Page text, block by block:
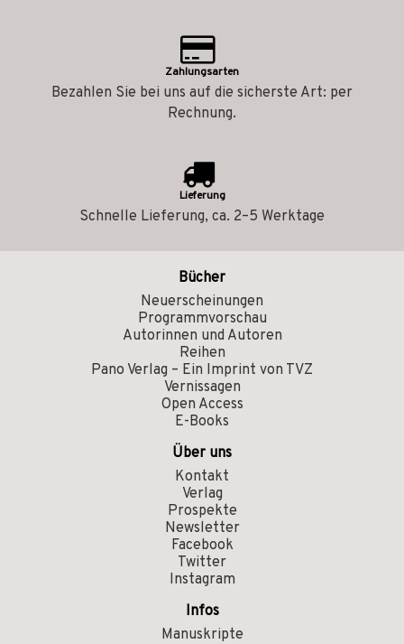
Zahlungsarten
Bezahlen Sie bei uns auf die sicherste Art: per
Rechnung.
Lieferung
Schnelle Lieferung, ca. 2–5 Werktage
Bücher
Neuerscheinungen
Programmvorschau
Autorinnen und Autoren
Reihen
Pano Verlag – Ein Imprint von TVZ
Vernissagen
Open Access
E-Books
Über uns
Kontakt
Verlag
Prospekte
Newsletter
Facebook
Twitter
Instagram
Infos
Manuskripte